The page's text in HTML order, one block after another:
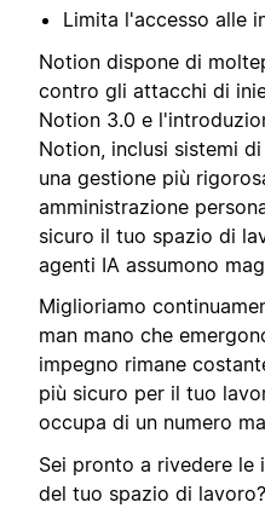
Limita l'accesso alle
Notion dispone di
contro gli attacchi di
Notion 3.0 e
Notion, inclusi sistemi
una gestione più
amministrazione
sicuro il tuo spazio di
agenti IA assumono
Miglioriamo
man mano che
impegno rimane
più sicuro per il tuo
occupa di un numero
Sei pronto a rivedere le
del tuo spazio di